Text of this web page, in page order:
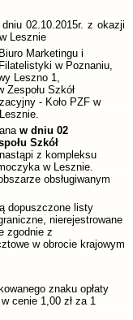
02.10.2015r. z okazji
Lesznie
Marketingu i
w Poznaniu,
Leszno 1,
Szkół
- Koło PZF w
w dniu 02
Szkół
z kompleksu
w Lesznie.
obsługiwanym
dopuszczone listy
nierejestrowane
zgodnie z
w obrocie krajowym
znaku opłaty
cenie 1,00 zł za 1